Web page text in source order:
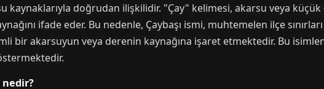
kaynaklarıyla doğrudan ilişkilidir. "Çay" kelimesi, akarsu veya
ifade eder. Bu nedenle, Çaybaşı ismi, muhtemelen ilçe
bir akarsuyun veya derenin kaynağına işaret etmektedir. Bu
nedir?